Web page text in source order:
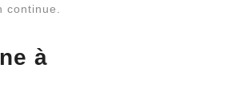
continue.
à